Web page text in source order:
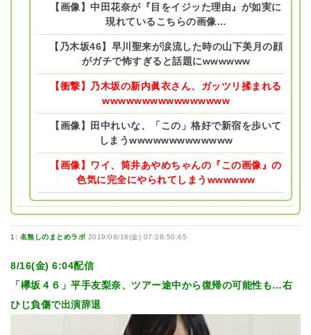
【画像】中田花奈が『目をイジッた理由』が如実に
現れているこちらの画像…
【乃木坂46】早川聖来が涙流した時の山下美月の顔
がガチで怖すぎると話題にwwwwww
【衝撃】乃木坂の新内眞衣さん、ガッツリ揉まれる
wwwwwwwwwwwwwwww
【画像】田中れいな、「この」格好で新宿を歩いて
しまうwwwwwwwwwwwww
【画像】ワイ、筒井あやめちゃんの『この画像』の
色気に完全にやられてしまうwwwwww
1: 名無しのまとめラボ 2019/08/16(金) 07:28:50.65
8/16(金) 6:04配信
「欅坂４６」平手友梨奈、ツアー途中から復帰の可能性も…右
ひじ負傷で出演辞退